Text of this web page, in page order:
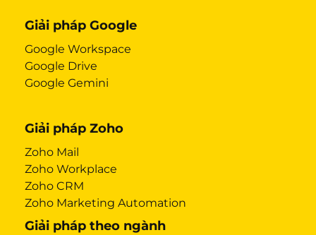
Giải pháp Google
Google Workspace
Google Drive
Google Gemini
Giải pháp Zoho
Zoho Mail
Zoho Workplace
Zoho CRM
Zoho Marketing Automation
Giải pháp theo ngành